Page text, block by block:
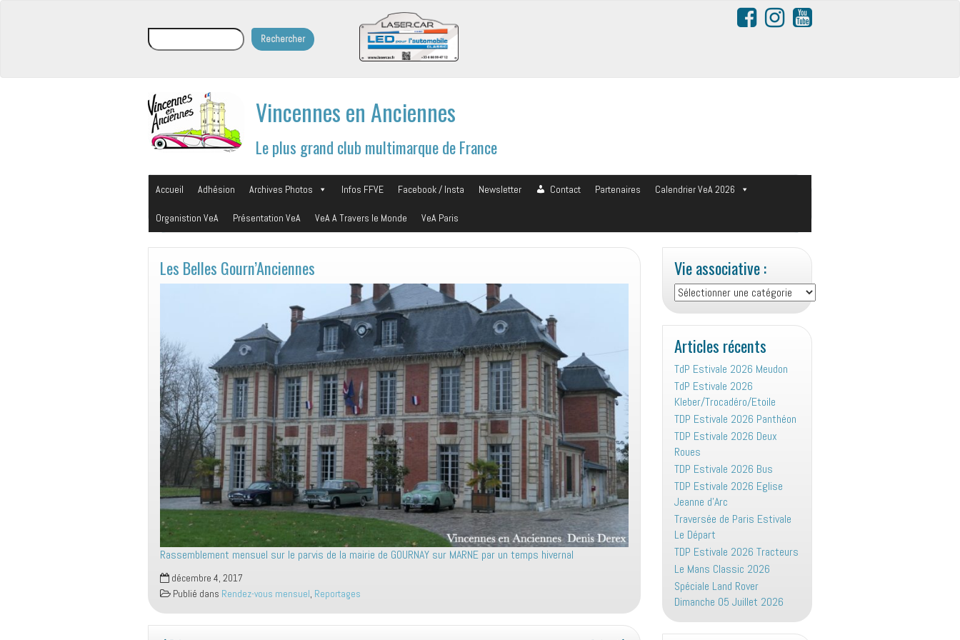
Rechercher Rechercher
Vincennes en Anciennes
Le plus grand club multimarque de France
Accueil Adhésion Archives Photos Infos FFVE Facebook / Insta Newsletter Contact Partenaires Calendrier VeA 2026
Organistion VeA Présentation VeA VeA A Travers le Monde VeA Paris
Les Belles Gourn’Anciennes
Rassemblement mensuel sur le parvis de la mairie de GOURNAY sur MARNE par un temps hivernal
décembre 4, 2017
Publié dans Rendez-vous mensuel, Reportages
Vie associative :
Vie
associative
:
Articles récents
TdP Estivale 2026 Meudon
TdP Estivale 2026
Kleber/Trocadéro/Etoile
TDP Estivale 2026 Panthéon
TDP Estivale 2026 Deux
Roues
TDP Estivale 2026 Bus
TDP Estivale 2026 Eglise
Jeanne d’Arc
Traversée de Paris Estivale
Le Départ
TDP Estivale 2026 Tracteurs
Le Mans Classic 2026
Spéciale Land Rover
Dimanche 05 Juillet 2026